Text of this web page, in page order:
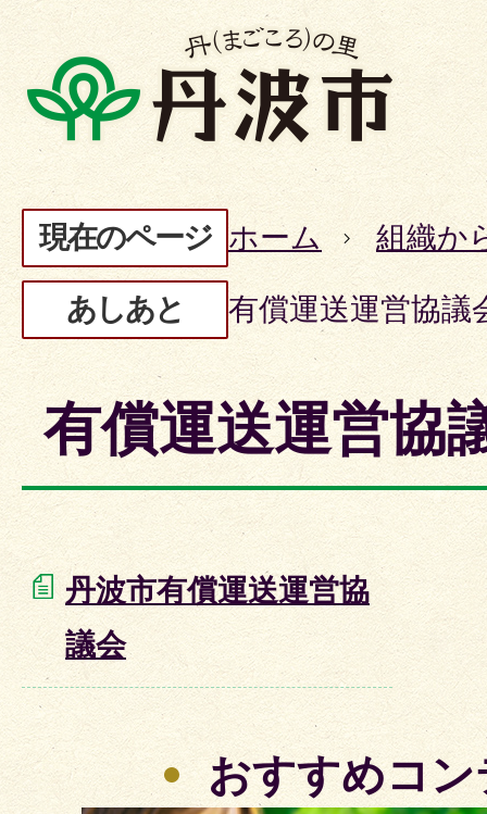
現在のページ ホーム 組織か
あしあと 有償運送運営協議
有償運送運営協
丹波市有償運送運営協
議会
おすすめコ